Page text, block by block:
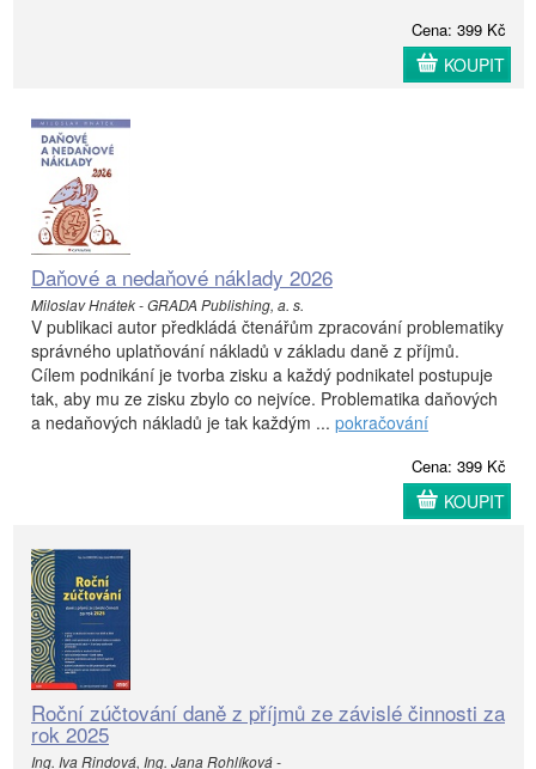
Cena: 399 Kč
KOUPIT
Daňové a nedaňové náklady 2026
Miloslav Hnátek - GRADA Publishing, a. s.
V publikaci autor předkládá čtenářům zpracování problematiky
správného uplatňování nákladů v základu daně z příjmů.
Cílem podnikání je tvorba zisku a každý podnikatel postupuje
tak, aby mu ze zisku zbylo co nejvíce. Problematika daňových
a nedaňových nákladů je tak každým ... pokračování
Cena: 399 Kč
KOUPIT
Roční zúčtování daně z příjmů ze závislé činnosti za
rok 2025
Ing. Iva Rindová, Ing. Jana Rohlíková -